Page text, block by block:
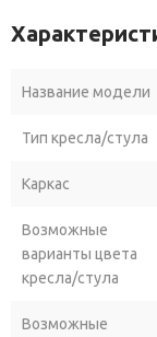
Название модели
Тип кресла/стула
Каркас
Возможные
варианты цвета
кресла/стула
Возможные